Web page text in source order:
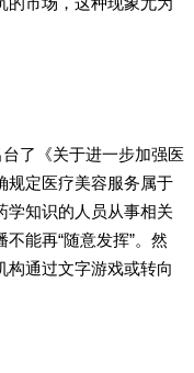
了《关于进一步加强医
规定医疗美容服务属于
学知识的人员从事相关
能再“随意发挥”。然
构通过文字游戏或转向